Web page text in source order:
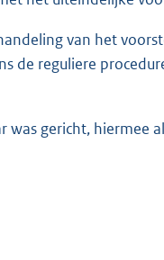
van het
de reguliere
was gericht, hiermee